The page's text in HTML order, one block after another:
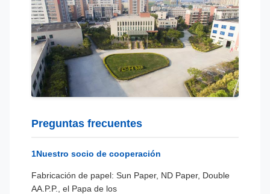
Preguntas frecuentes
1Nuestro socio de cooperación
Fabricación de papel: Sun Paper, ND Paper, Double
AA.P.P., el Papa de los